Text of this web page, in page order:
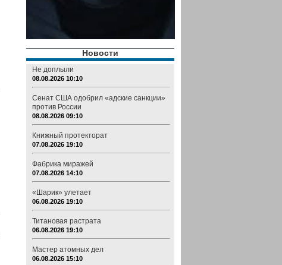
Новости
Не доплыли
08.08.2026 10:10
Сенат США одобрил «адские санкции»
против России
08.08.2026 09:10
Книжный протекторат
07.08.2026 19:10
Фабрика миражей
07.08.2026 14:10
«Шарик» улетает
06.08.2026 19:10
Титановая растрата
06.08.2026 19:10
Мастер атомных дел
06.08.2026 15:10